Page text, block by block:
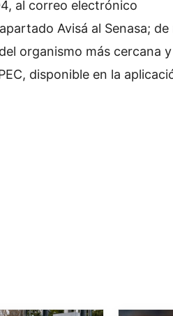
al correo electrónico
Avisá al Senasa; de
organismo más cercana
disponible en la